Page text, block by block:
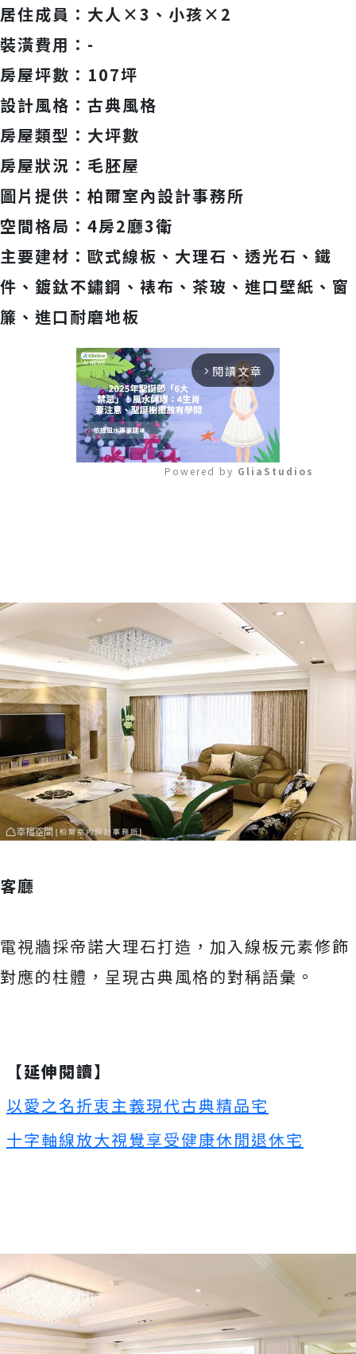
居住成員：大人×3、小孩×2
裝潢費用：-
房屋坪數：107坪
設計風格：古典風格
房屋類型：大坪數
房屋狀況：毛胚屋
圖片提供：柏爾室內設計事務所
空間格局：4房2廳3衛
主要建材：歐式線板、大理石、透光石、鐵
件、鍍鈦不鏽鋼、裱布、茶玻、進口壁紙、窗
簾、進口耐磨地板
arrow_forward_ios 閱讀文章
Powered by GliaStudios
客廳
電視牆採帝諾大理石打造，加入線板元素修飾
對應的柱體，呈現古典風格的對稱語彙。
【延伸閱讀】
以愛之名折衷主義現代古典精品宅
十字軸線放大視覺享受健康休閒退休宅